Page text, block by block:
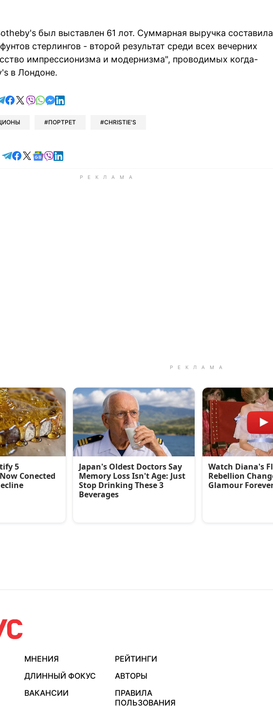
был выставлен 61 лот. Суммарная выручка составила
стерлингов - второй результат среди всех вечерних
импрессионизма и модернизма", проводимых когда-
в Лондоне.
отправить в Telegram
поделиться в Facebook
поделиться в X
отправить в Viber
отправить в Whatsapp
отправить в Messenger
отправить в LinkedIn
ПОРТРЕТ CHRISTIE'S
Читайте в Telegram
Читайте в Facebook
Читайте в X
Читайте в Google news
Читайте в Viber
Читайте в LinkedIn
МНЕНИЯ
РЕЙТИНГИ
ДЛИННЫЙ ФОКУС
АВТОРЫ
ВАКАНСИИ
ПРАВИЛА
ПОЛЬЗОВАНИЯ